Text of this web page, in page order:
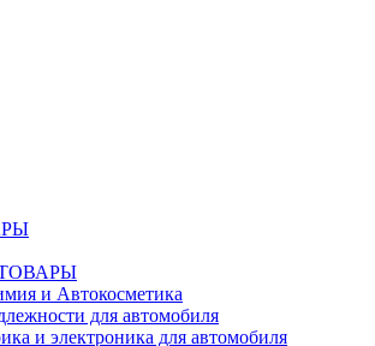
и Автокосметика
для автомобиля
и электроника для автомобиля